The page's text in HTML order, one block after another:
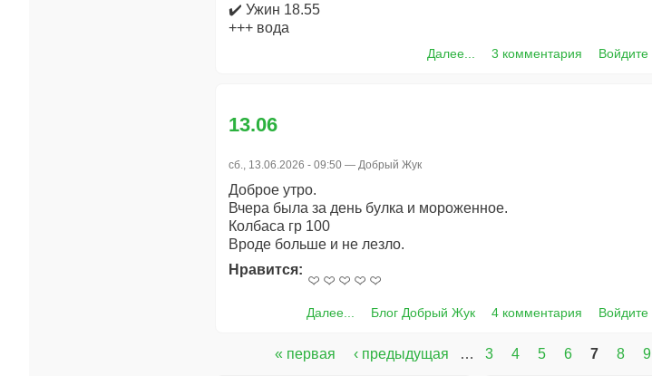
✔️ Ужин 18.55
+++ вода
Далее... 3 комментария Войдите
13.06
сб., 13.06.2026 - 09:50 — Добрый Жук
Доброе утро.
Вчера была за день булка и мороженное.
Колбаса гр 100
Вроде больше и не лезло.
Нравится:
Далее... Блог Добрый Жук 4 комментария Войдите
« первая ‹ предыдущая … 3 4 5 6 7 8 9